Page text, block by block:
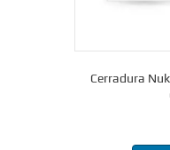
Cerradura